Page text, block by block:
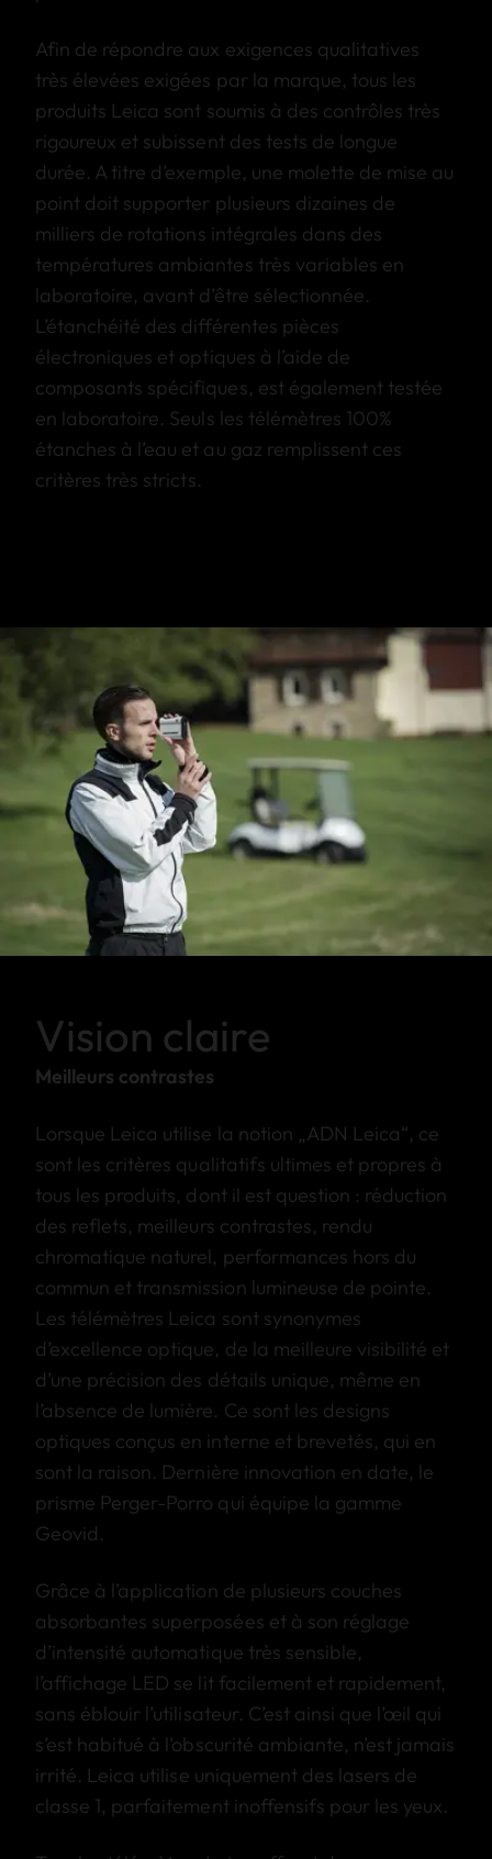
Afin de répondre aux exigences qualitatives
très élevées exigées par la marque, tous les
produits Leica sont soumis à des contrôles très
rigoureux et subissent des tests de longue
durée. A titre d’exemple, une molette de mise au
point doit supporter plusieurs dizaines de
milliers de rotations intégrales dans des
températures ambiantes très variables en
laboratoire, avant d’être sélectionnée.
L’étanchéité des différentes pièces
électroniques et optiques à l’aide de
composants spécifiques, est également testée
en laboratoire. Seuls les télémètres 100%
étanches à l’eau et au gaz remplissent ces
critères très stricts.
Vision claire
Meilleurs contrastes
Lorsque Leica utilise la notion „ADN Leica“, ce
sont les critères qualitatifs ultimes et propres à
tous les produits, dont il est question : réduction
des reflets, meilleurs contrastes, rendu
chromatique naturel, performances hors du
commun et transmission lumineuse de pointe.
Les télémètres Leica sont synonymes
d’excellence optique, de la meilleure visibilité et
d’une précision des détails unique, même en
l’absence de lumière. Ce sont les designs
optiques conçus en interne et brevetés, qui en
sont la raison. Dernière innovation en date, le
prisme Perger-Porro qui équipe la gamme
Geovid.
Grâce à l’application de plusieurs couches
absorbantes superposées et à son réglage
d’intensité automatique très sensible,
l’affichage LED se lit facilement et rapidement,
sans éblouir l’utilisateur. C’est ainsi que l’œil qui
s’est habitué à l’obscurité ambiante, n’est jamais
irrité. Leica utilise uniquement des lasers de
classe 1, parfaitement inoffensifs pour les yeux.